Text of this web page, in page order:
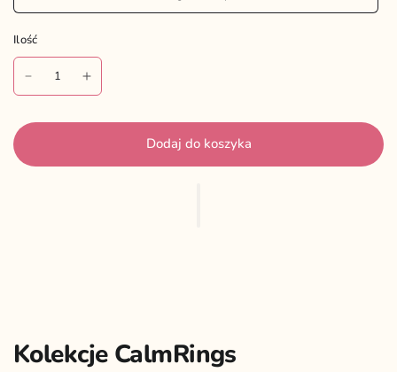
Ilość
Dodaj do koszyka
Kolekcje CalmRings